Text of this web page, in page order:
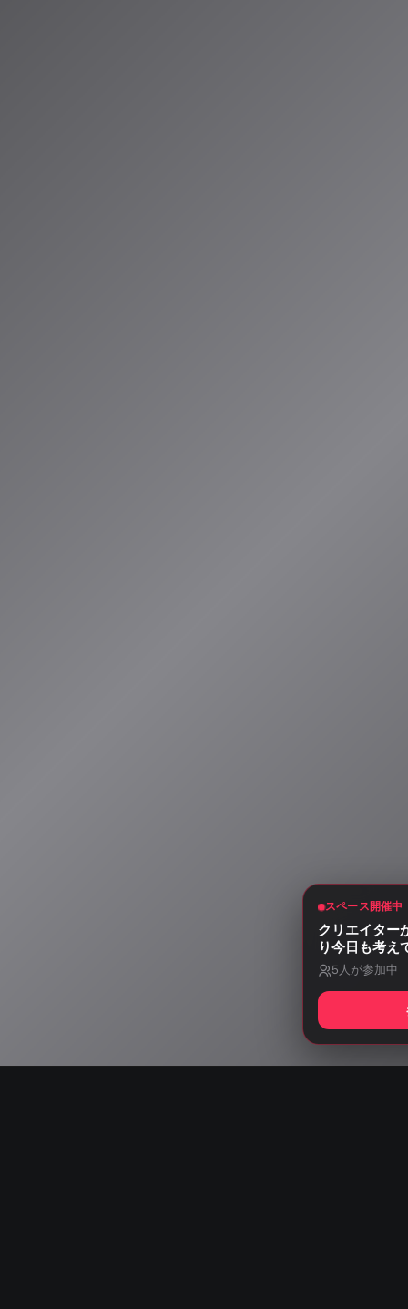
スペース開催中
クリエイター
り今日も考え
5 人が参加中